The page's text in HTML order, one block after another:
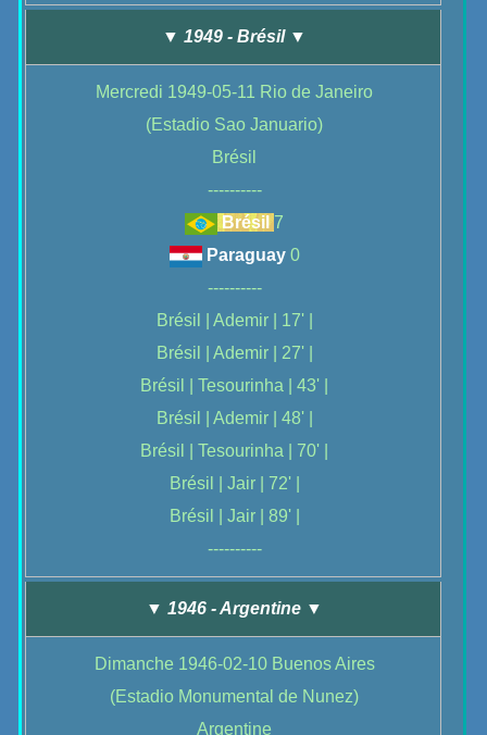
▼ 1949 - Brésil ▼
Mercredi 1949-05-11 Rio de Janeiro
(Estadio Sao Januario)
Brésil
----------
Brésil 7
Paraguay 0
----------
Brésil | Ademir | 17' |
Brésil | Ademir | 27' |
Brésil | Tesourinha | 43' |
Brésil | Ademir | 48' |
Brésil | Tesourinha | 70' |
Brésil | Jair | 72' |
Brésil | Jair | 89' |
----------
▼ 1946 - Argentine ▼
Dimanche 1946-02-10 Buenos Aires
(Estadio Monumental de Nunez)
Argentine